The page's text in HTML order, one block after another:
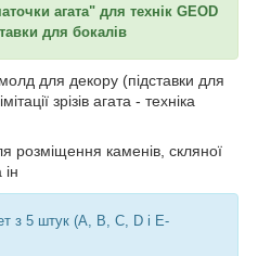
агата" для технік GEOD
для бокалів
для декору (підставки для
зрізів агата - техніка
розміщення каменів, скляної
з 5 штук (А, B, С, D і Е-